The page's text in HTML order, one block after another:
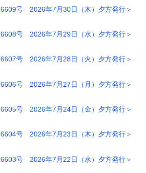
号 2026年7月30日（木）夕方発行＞
号 2026年7月29日（水）夕方発行＞
号 2026年7月28日（火）夕方発行＞
号 2026年7月27日（月）夕方発行＞
号 2026年7月24日（金）夕方発行＞
号 2026年7月23日（木）夕方発行＞
号 2026年7月22日（水）夕方発行＞